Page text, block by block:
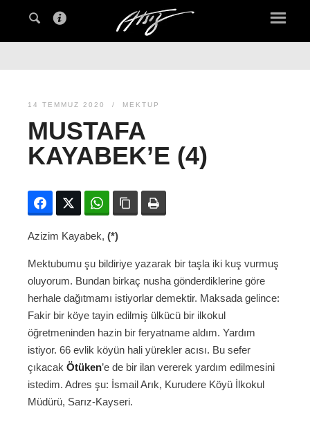
14 TEMMUZ 2020 MEKTUP
MUSTAFA
KAYABEK’E (4)
FacebookTwitter WhatsAppBağlanıyı kopyala
Azizim Kayabek, (*)
Mektubumu şu bildiriye yazarak bir taşla iki kuş vurmuş
oluyorum. Bundan birkaç nusha gönderdiklerine göre
herhale dağıtmamı istiyorlar demektir. Maksada gelince:
Fakir bir köye tayin edilmiş ülkücü bir ilkokul
öğretmeninden hazin bir feryatname aldım. Yardım
istiyor. 66 evlik köyün hali yürekler acısı. Bu sefer
çıkacak Ötüken’e de bir ilan vererek yardım edilmesini
istedim. Adres şu: İsmail Arık, Kurudere Köyü İlkokul
Müdürü, Sarız-Kayseri.